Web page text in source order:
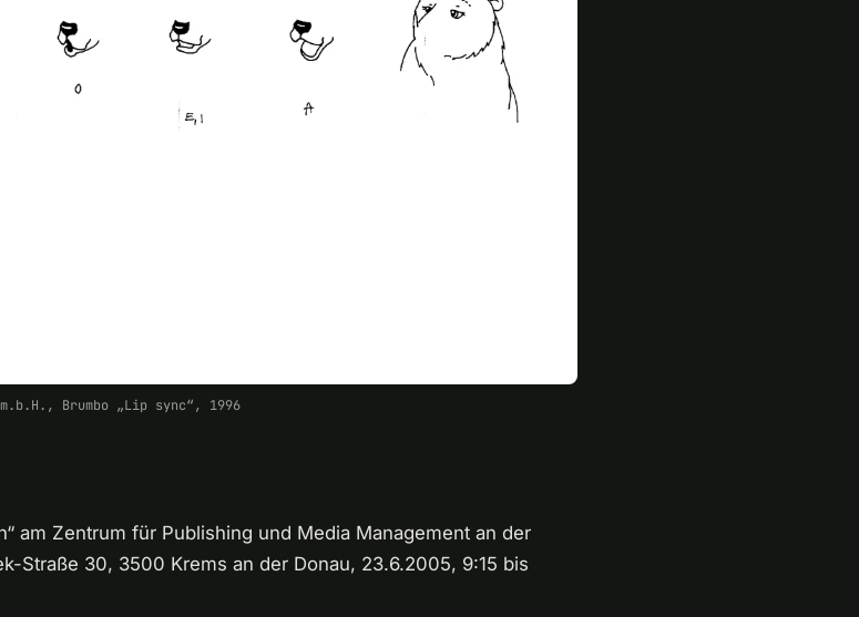
Brumbo „Lip sync“, 1996
am Zentrum für Publishing und Media Management an der
Straße 30, 3500 Krems an der Donau, 23.6.2005, 9:15 bis